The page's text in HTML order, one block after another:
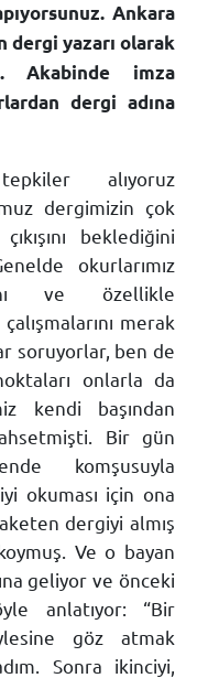
Ankara
dergi yazarı olarak
Akabinde imza
dergi adına
alıyoruz
dergimizin çok
beklediğini
okurlarımız
ve özellikle
merak
soruyorlar, ben de
onlarla da
kendi başından
Bir gün
komşusuyla
okuması için ona
dergiyi almış
Ve o bayan
geliyor ve önceki
anlatıyor: “Bir
göz atmak
Sonra ikinciyi,